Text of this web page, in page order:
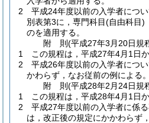
2
平成24年度以前の入学者につ
別表第3に，専門科目(自由科目)
のを適用する。
附 則(平成27年3月20日規
1
この規程は，平成27年4月1日か
2
平成26年度以前の入学者につ
かわらず，なお従前の例による。
附 則(平成28年2月24日規
1
この規程は，平成28年4月1日か
2
平成27年度以前の入学者に係
は，改正後の規定にかかわらず